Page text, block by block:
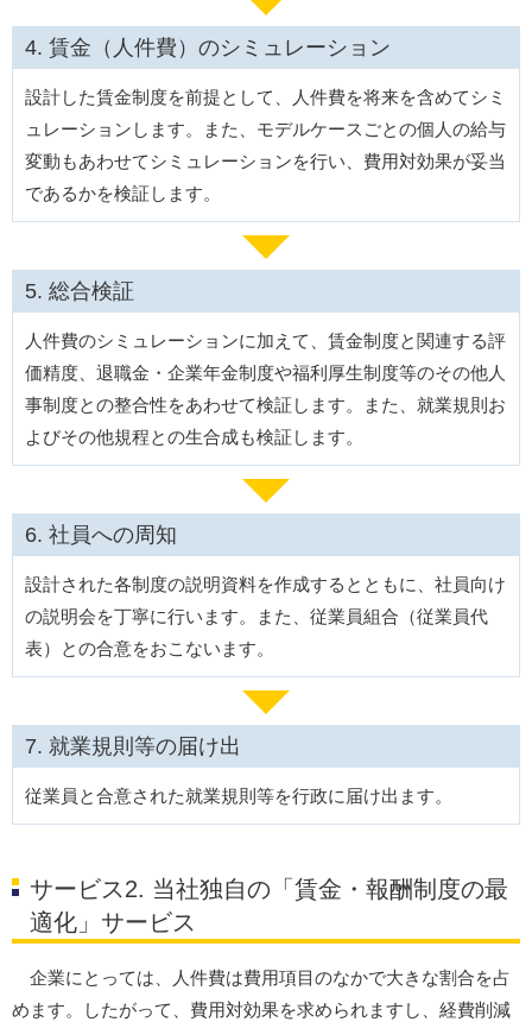
賃金（人件費）のシミュレーション
設計した賃金制度を前提として、人件費を将来を含めてシミ
ュレーションします。また、モデルケースごとの個人の給与
変動もあわせてシミュレーションを行い、費用対効果が妥当
であるかを検証します。
総合検証
人件費のシミュレーションに加えて、賃金制度と関連する評
価精度、退職金・企業年金制度や福利厚生制度等のその他人
事制度との整合性をあわせて検証します。また、就業規則お
よびその他規程との生合成も検証します。
社員への周知
設計された各制度の説明資料を作成するとともに、社員向け
の説明会を丁寧に行います。また、従業員組合（従業員代
表）との合意をおこないます。
就業規則等の届け出
従業員と合意された就業規則等を行政に届け出ます。
サービス2. 当社独自の「賃金・報酬制度の最
適化」サービス
企業にとっては、人件費は費用項目のなかで大きな割合を占
めます。したがって、費用対効果を求められますし、経費削減